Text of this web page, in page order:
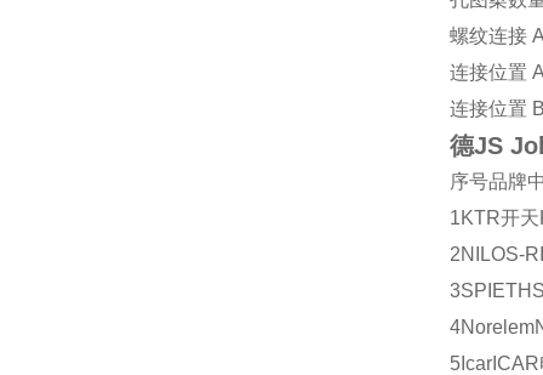
螺纹连接
连接位置
连接位置
德JS
序号品牌
1KTR开天
2NILOS-
3SPIETH
4Norelem
5 Icar ICAR